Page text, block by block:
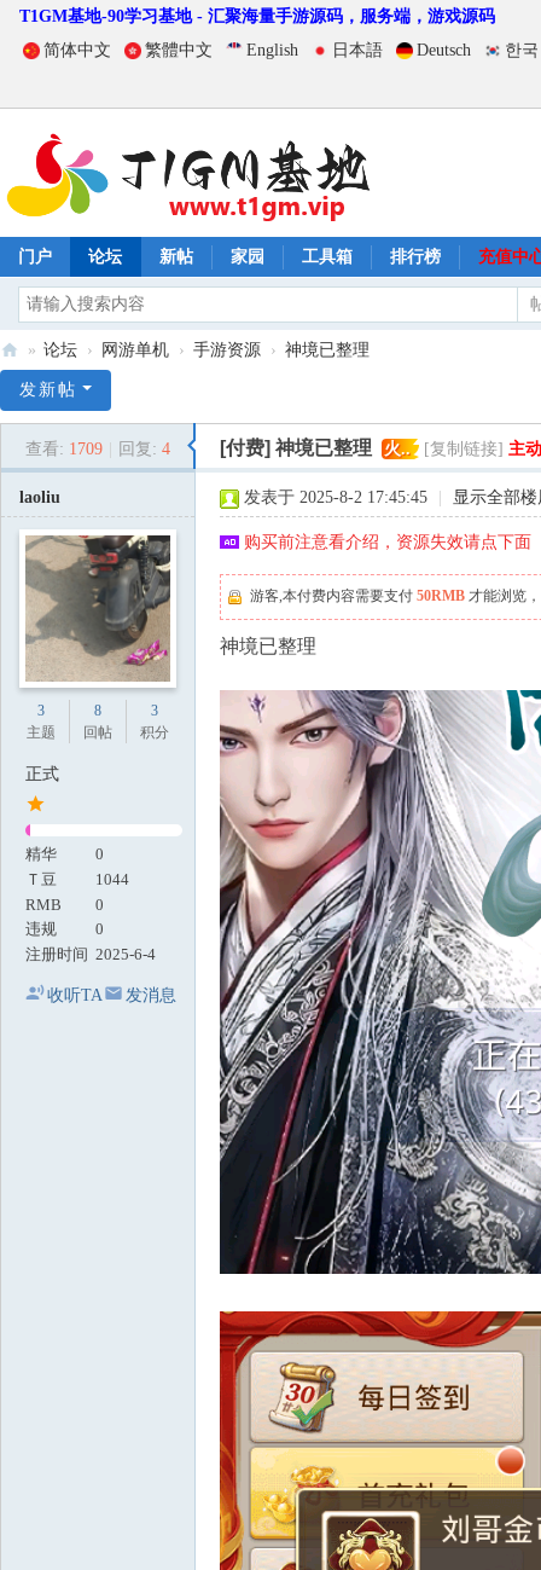
T1GM基地-90学习基地 - 汇聚海量手游源码，服务端，游戏源码
简体中文
繁體中文 English 日本語 Deutsch 한
门户 论坛 新帖 家园 工具箱 排行榜 充值中
1
» 论坛 › 网游单机 › 手游资源 › 神境已整理
发新帖
查看: 1709 回复: 4 [付费] 神境已整理 火.. [复制链接] 主
laoliu
3
主题
8
回帖
3
积分
正式
精华
0
Ｔ豆
1044
RMB
0
违规
0
注册时间 2025-6-4
收听TA 发消息
发表于 2025-8-2 17:45:45 显示全部楼
购买前注意看介绍，资源失效请点下
游客,本付费内容需要支付 50RMB 才能浏览
神境已整理